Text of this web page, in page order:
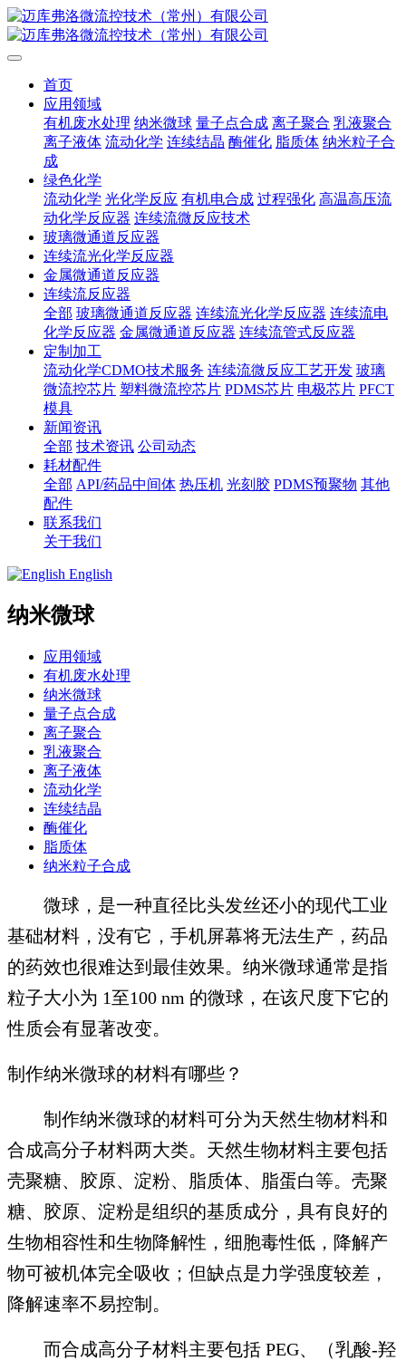
首页
应用领域
有机废水处理 纳米微球 量子点合成 离子聚合 乳液聚合
离子液体 流动化学 连续结晶 酶催化 脂质体 纳米粒子合
成
绿色化学
流动化学 光化学反应 有机电合成 过程强化 高温高压流
动化学反应器 连续流微反应技术
玻璃微通道反应器
连续流光化学反应器
金属微通道反应器
连续流反应器
全部 玻璃微通道反应器 连续流光化学反应器 连续流电
化学反应器 金属微通道反应器 连续流管式反应器
定制加工
流动化学CDMO技术服务 连续流微反应工艺开发 玻璃
微流控芯片 塑料微流控芯片 PDMS芯片 电极芯片 PFCT
模具
新闻资讯
全部 技术资讯 公司动态
耗材配件
全部 API/药品中间体 热压机 光刻胶 PDMS预聚物 其他
配件
联系我们
关于我们
English
纳米微球
应用领域
有机废水处理
纳米微球
量子点合成
离子聚合
乳液聚合
离子液体
流动化学
连续结晶
酶催化
脂质体
纳米粒子合成
微球，是一种直径比头发丝还小的现代工业
基础材料，没有它，手机屏幕将无法生产，药品
的药效也很难达到最佳效果。纳米微球通常是指
粒子大小为 1至100 nm 的微球，在该尺度下它的
性质会有显著改变。
制作纳米微球的材料有哪些？
制作纳米微球的材料可分为天然生物材料和
合成高分子材料两大类。天然生物材料主要包括
壳聚糖、胶原、淀粉、脂质体、脂蛋白等。壳聚
糖、胶原、淀粉是组织的基质成分，具有良好的
生物相容性和生物降解性，细胞毒性低，降解产
物可被机体完全吸收；但缺点是力学强度较差，
降解速率不易控制。
而合成高分子材料主要包括 PEG、（乳酸-羟